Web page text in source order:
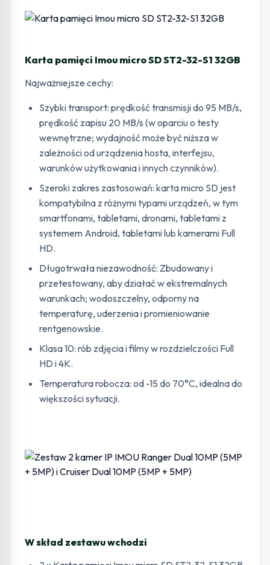
Karta pamięci Imou micro SD ST2-32-S1 32GB
Najważniejsze cechy:
Szybki transport: prędkość transmisji do 95 MB/s,
prędkość zapisu 20 MB/s (w oparciu o testy
wewnętrzne; wydajność może być niższa w
zależności od urządzenia hosta, interfejsu,
warunków użytkowania i innych czynników).
Szeroki zakres zastosowań: karta micro SD jest
kompatybilna z różnymi typami urządzeń, w tym
smartfonami, tabletami, dronami, tabletami z
systemem Android, tabletami lub kamerami Full
HD.
Długotrwała niezawodność: Zbudowany i
przetestowany, aby działać w ekstremalnych
warunkach; wodoszczelny, odporny na
temperaturę, uderzenia i promieniowanie
rentgenowskie.
Klasa 10: rób zdjęcia i filmy w rozdzielczości Full
HD i 4K.
Temperatura robocza: od -15 do 70°C, idealna do
większości sytuacji.
W skład zestawu wchodzi